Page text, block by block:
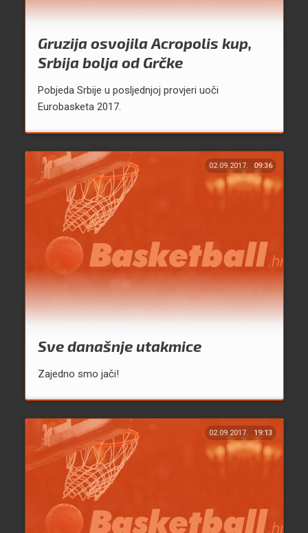
Gruzija osvojila Acropolis kup,
Srbija bolja od Grčke
Pobjeda Srbije u posljednjoj provjeri uoči
Eurobasketa 2017.
02.09.2017. 09:36
Sve današnje utakmice
Zajedno smo jači!
02.09.2017. 19:13